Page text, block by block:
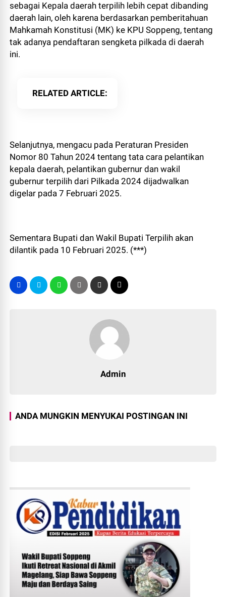
sebagai Kepala daerah terpilih lebih cepat dibanding
daerah lain, oleh karena berdasarkan pemberitahuan
Mahkamah Konstitusi (MK) ke KPU Soppeng, tentang
tak adanya pendaftaran sengketa pilkada di daerah
ini.
RELATED ARTICLE
Selanjutnya, mengacu pada Peraturan Presiden
Nomor 80 Tahun 2024 tentang tata cara pelantikan
kepala daerah, pelantikan gubernur dan wakil
gubernur terpilih dari Pilkada 2024 dijadwalkan
digelar pada 7 Februari 2025.
Sementara Bupati dan Wakil Bupati Terpilih akan
dilantik pada 10 Februari 2025. (***)
Admin
ANDA MUNGKIN MENYUKAI POSTINGAN INI